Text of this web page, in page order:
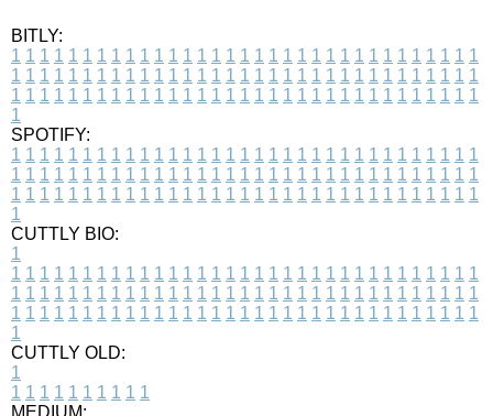
BITLY:
1 1 1 1 1 1 1 1 1 1 1 1 1 1 1 1 1 1 1 1 1 1 1 1 1 1 1 1 1 1 1 1 1
1 1 1 1 1 1 1 1 1 1 1 1 1 1 1 1 1 1 1 1 1 1 1 1 1 1 1 1 1 1 1 1 1
1 1 1 1 1 1 1 1 1 1 1 1 1 1 1 1 1 1 1 1 1 1 1 1 1 1 1 1 1 1 1 1 1
1
SPOTIFY:
1 1 1 1 1 1 1 1 1 1 1 1 1 1 1 1 1 1 1 1 1 1 1 1 1 1 1 1 1 1 1 1 1
1 1 1 1 1 1 1 1 1 1 1 1 1 1 1 1 1 1 1 1 1 1 1 1 1 1 1 1 1 1 1 1 1
1 1 1 1 1 1 1 1 1 1 1 1 1 1 1 1 1 1 1 1 1 1 1 1 1 1 1 1 1 1 1 1 1
1
CUTTLY BIO:
1
1 1 1 1 1 1 1 1 1 1 1 1 1 1 1 1 1 1 1 1 1 1 1 1 1 1 1 1 1 1 1 1 1
1 1 1 1 1 1 1 1 1 1 1 1 1 1 1 1 1 1 1 1 1 1 1 1 1 1 1 1 1 1 1 1 1
1 1 1 1 1 1 1 1 1 1 1 1 1 1 1 1 1 1 1 1 1 1 1 1 1 1 1 1 1 1 1 1 1
1
CUTTLY OLD:
1
1 1 1 1 1 1 1 1 1 1
MEDIUM: